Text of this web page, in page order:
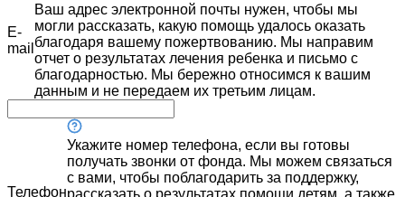
E-
mail
Ваш адрес электронной почты нужен, чтобы мы
могли рассказать, какую помощь удалось оказать
благодаря вашему пожертвованию. Мы направим
отчет о результатах лечения ребенка и письмо с
благодарностью. Мы бережно относимся к вашим
данным и не передаем их третьим лицам.
Телефон
Укажите номер телефона, если вы готовы
получать звонки от фонда. Мы можем связаться
с вами, чтобы поблагодарить за поддержку,
рассказать о результатах помощи детям, а также